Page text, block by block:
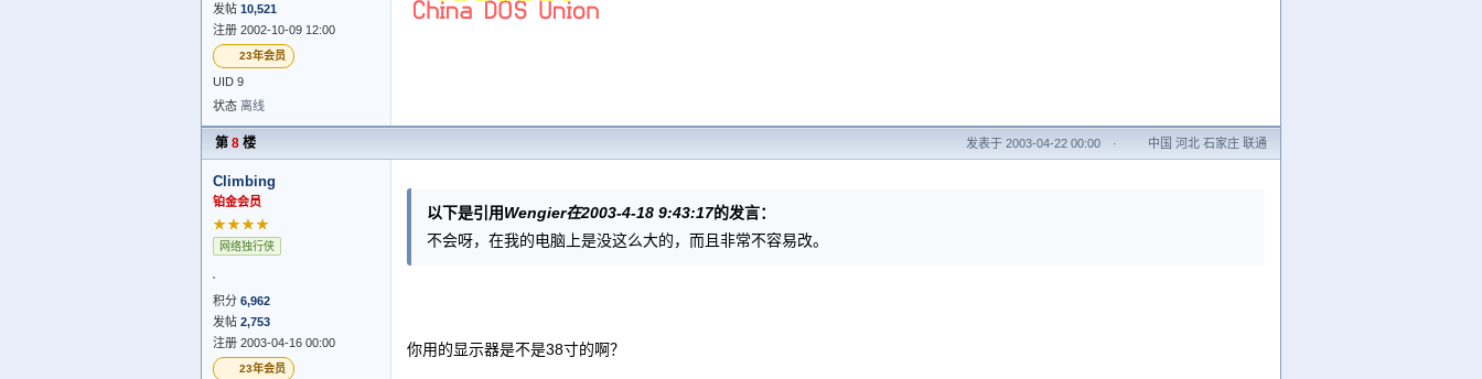
发帖 10,521
注册 2002-10-09 12:00
23年会员
UID 9
状态 离线
第 8 楼 发表于 2003-04-22 00:00 · 中国 河北 石家庄 联通
Climbing
铂金会员
★★★★
网络独行侠
积分 6,962
发帖 2,753
注册 2003-04-16 00:00
23年会员
以下是引用Wengier在2003-4-18 9:43:17的发言：
不会呀，在我的电脑上是没这么大的，而且非常不容易改。
你用的显示器是不是38寸的啊？